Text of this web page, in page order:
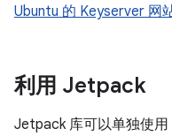
Ubuntu 的 Keyserver 网
利用 Jetpack
Jetpack 库可以单独使